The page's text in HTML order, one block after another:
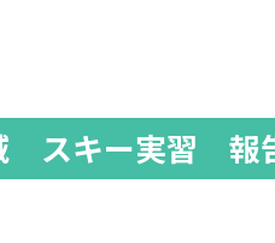
スキー実習 報